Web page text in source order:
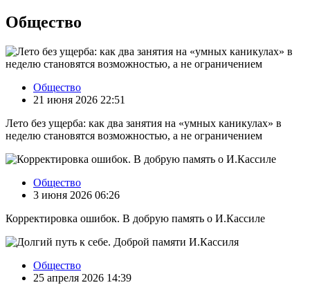
Общество
Общество
21 июня 2026 22:51
Лето без ущерба: как два занятия на «умных каникулах» в
неделю становятся возможностью, а не ограничением
Общество
3 июня 2026 06:26
Корректировка ошибок. В добрую память о И.Кассиле
Общество
25 апреля 2026 14:39